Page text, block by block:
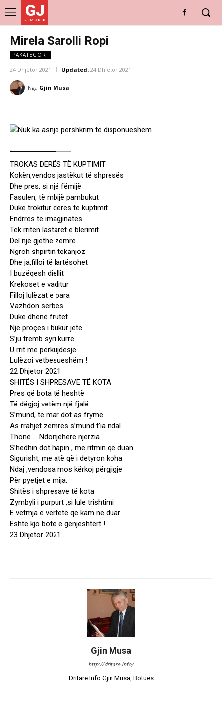
GJ
DRITARE E RE
Mirela Sarolli Ropi
PAKATEGORI
24 Dhjetor 2021 Updated: 24 Dhjetor 2021
Nga Gjin Musa
“””””””””””””””””””””””””””””””
TROKAS DERËS TË KUPTIMIT
Kokën,vendos jastëkut të shpresës
Dhe pres, si një fëmijë
Fasulen, të mbijë pambukut
Duke trokitur derës të kuptimit
Ëndrrës të imagjinatës
Tek rriten lastarët e blerimit
Del një gjethe zemre
Ngroh shpirtin tekanjoz
Dhe ja,filloi të lartësohet
I buzëqesh diellit
Krekoset e vaditur
Filloj lulëzat e para
Vazhdon serbes
Duke dhënë frutet
Një proçes i bukur jete
S’ju tremb syri kurrë.
U rrit me përkujdesje
Lulëzoi vetbesueshëm !
22 Dhjetor 2021
SHITËS I SHPRESAVE TË KOTA
Pres që bota të heshtë
Të dëgjoj vetëm një fjalë
S’mund, të mar dot as frymë
As rrahjet zemrës s’mund t’ia ndal.
Thonë … Ndonjëhere njerzia
S’hedhin dot hapin , me ritmin që duan
Sigurisht, me atë që i detyron koha
Ndaj ,vendosa mos kërkoj përgjigje
Për pyetjet e mija.
Shitës i shpresave të kota
Zymbyli i purpurt ,si lule trishtimi
E vetmja e vërtetë që kam në duar
Është kjo botë e gënjeshtërt !
23 Dhjetor 2021
Gjin Musa
http://dritare.info/
Dritare.Info Gjin Musa, Botues